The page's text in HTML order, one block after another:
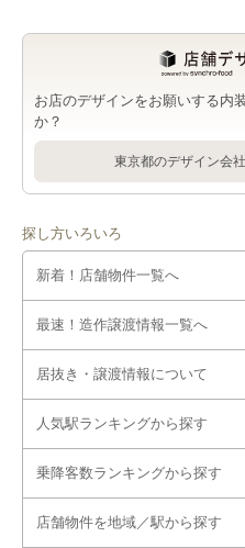
お店のデザインをお願いする内
か？
東京都のデザイン会
探し方いろいろ
新着！店舗物件一覧へ
最速！造作譲渡情報一覧へ
居抜き・譲渡情報について
人気駅ランキングから探す
乗降客数ランキングから探す
店舗物件を地域／駅から探す